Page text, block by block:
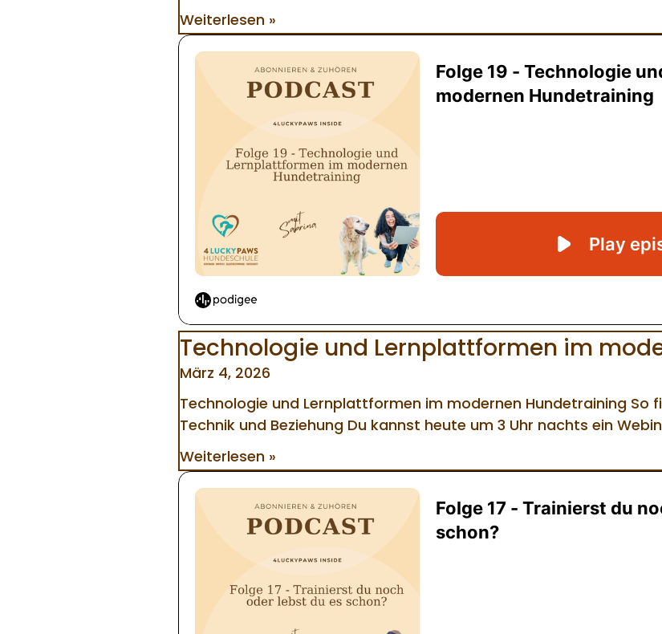
Weiterlesen »
Technologie und Lernplattformen im
März 4, 2026
Technologie und Lernplattformen im modernen Hundetraining So
Technik und Beziehung Du kannst heute um 3 Uhr nachts ein
Weiterlesen »